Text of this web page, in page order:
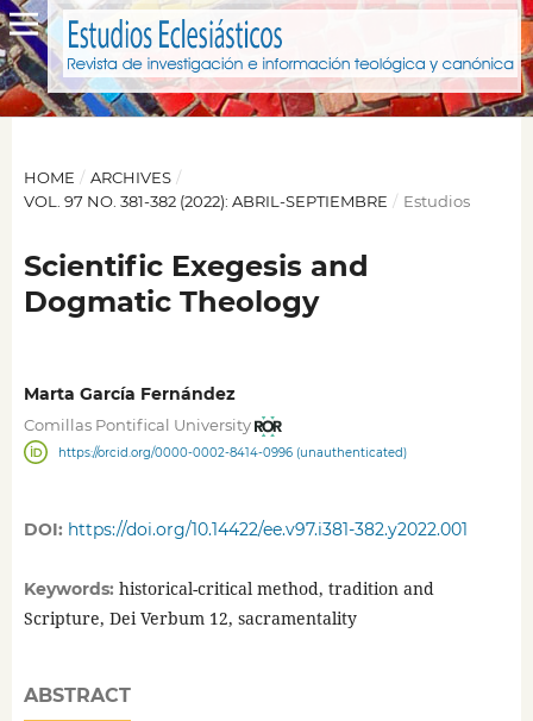
HOME / ARCHIVES /
VOL. 97 NO. 381-382 (2022): ABRIL-SEPTIEMBRE / Estudios
Scientific Exegesis and
Dogmatic Theology
Marta García Fernández
Comillas Pontifical University
https://orcid.org/0000-0002-8414-0996 (unauthenticated)
DOI: https://doi.org/10.14422/ee.v97.i381-382.y2022.001
Keywords: historical-critical method, tradition and
Scripture, Dei Verbum 12, sacramentality
ABSTRACT